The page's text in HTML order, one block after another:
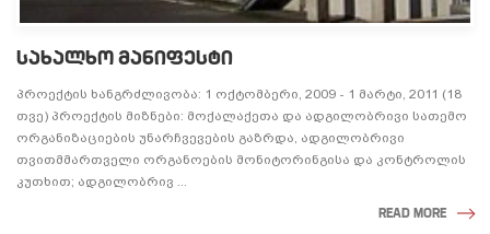
ᲡᲐᲮᲐᲚᲮᲝ ᲛᲐᲜᲘᲤᲔᲡᲢᲘ
პროექტის ხანგრძლივობა: 1 ოქტომბერი, 2009 - 1 მარტი, 2011 (18
თვე) პროექტის მიზნები: მოქალაქეთა და ადგილობრივი სათემო
ორგანიზაციების უნარჩვევების გაზრდა, ადგილობრივი
თვითმმართველი ორგანოების მონიტორინგისა და კონტროლის
კუთხით; ადგილობრივ ...
READ MORE